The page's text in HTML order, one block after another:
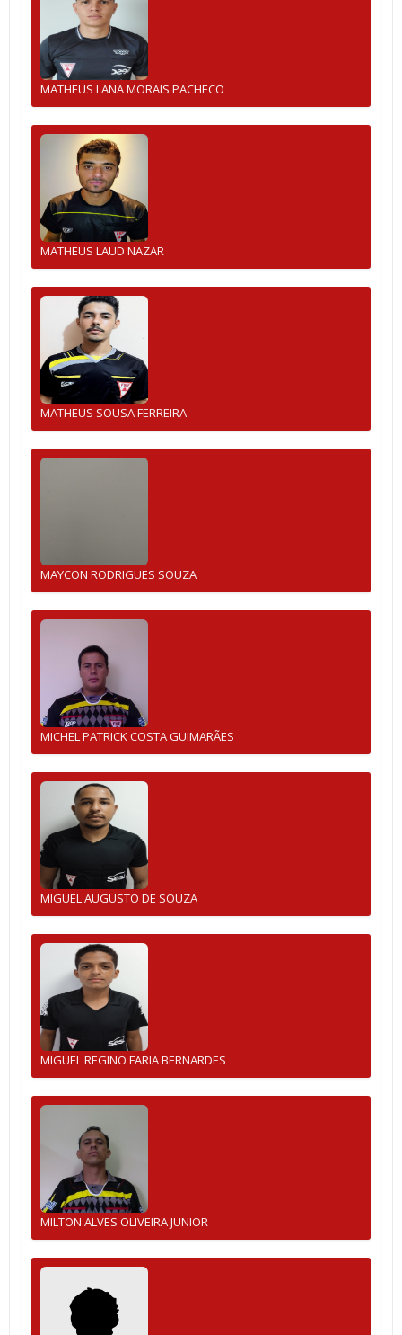
MATHEUS LANA MORAIS PACHECO
MATHEUS LAUD NAZAR
MATHEUS SOUSA FERREIRA
MAYCON RODRIGUES SOUZA
MICHEL PATRICK COSTA GUIMARÃES
MIGUEL AUGUSTO DE SOUZA
MIGUEL REGINO FARIA BERNARDES
MILTON ALVES OLIVEIRA JUNIOR